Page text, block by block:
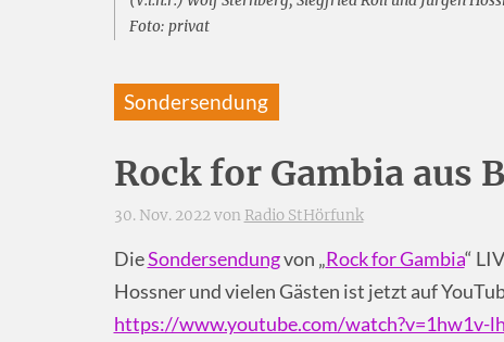
Foto: privat
Sondersendung
Rock for Gambia aus
30. Nov. 2022 von Radio StHörfunk
DieSondersendungvon „Rock for Gambia“
Hossner und vielen Gästen ist jetzt auf
https://www.youtube.com/watch?v=1hw1v-